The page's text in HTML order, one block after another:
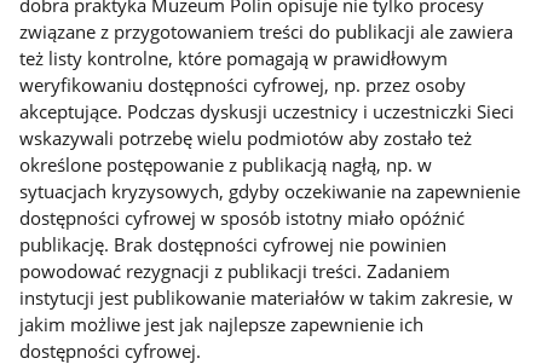
dobra praktyka Muzeum Polin opisuje nie tylko procesy
związane z przygotowaniem treści do publikacji ale zawiera
też listy kontrolne, które pomagają w prawidłowym
weryfikowaniu dostępności cyfrowej, np. przez osoby
akceptujące. Podczas dyskusji uczestnicy i uczestniczki Sieci
wskazywali potrzebę wielu podmiotów aby zostało też
określone postępowanie z publikacją nagłą, np. w
sytuacjach kryzysowych, gdyby oczekiwanie na zapewnienie
dostępności cyfrowej w sposób istotny miało opóźnić
publikację. Brak dostępności cyfrowej nie powinien
powodować rezygnacji z publikacji treści. Zadaniem
instytucji jest publikowanie materiałów w takim zakresie, w
jakim możliwe jest jak najlepsze zapewnienie ich
dostępności cyfrowej.